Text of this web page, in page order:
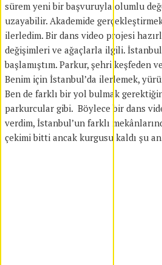
sürem yeni bir başvuruyla olumlu
uzayabilir. Akademide
ilerledim. Bir dans video projesi
değişimleri ve ağaçlarla ilgili.
başlamıştım. Parkur, şehri keşfeden
Benim için İstanbul’da ilerlemek,
Ben de farklı bir yol bulmak
parkurcular gibi. Böylece bir dans
verdim, İstanbul’un farklı
çekimi bitti ancak kurgusu kaldı şu